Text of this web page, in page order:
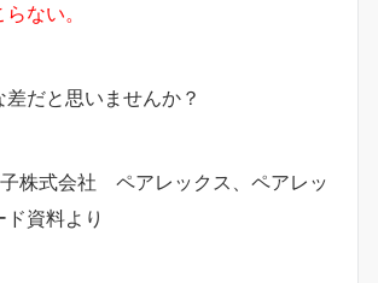
ない。
だと思いませんか？
株式会社 ペアレックス、ペアレッ
資料より